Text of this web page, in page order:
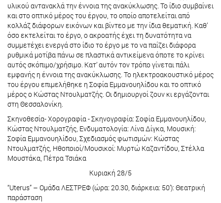
υλικού αντανακλά την έννοια της ανακύκλωσης. Το ίδιο συμβαίνει
και στο οπτικό μέρος του έργου, το οποίο αποτελείται από
κολλάζ διάφορων εικόνων και βίντεο με την ίδια θεματική. Καθ’
όσο εκτελείται το έργο, ο ακροατής έχει τη δυνατότητα να
συμμετέχει ενεργά στο ίδιο το έργο με το να παίζει διάφορα
ρυθμικά μοτίβα πάνω σε πλαστικά αντικείμενα όποτε το κρίνει
αυτός σκόπιμο/χρήσιμο. Κατ’ αυτόν τον τρόπο γίνεται πάλι
εμφανής η έννοια της ανακύκλωσης. Το ηλεκτροακουστικό μέρος
του έργου επιμελήθηκε η Σοφία Εμμανουηλίδου και το οπτικό
μέρος ο Κώστας Ντουλματζής. Οι δημιουργοί ζουν κι εργάζονται
στη Θεσσαλονίκη.
Σκηνοθεσία- Χορογραφία - Σκηνογραφία: Σοφία Εμμανουηλίδου,
Κώστας Ντουλματζής, Ενδυματολογία: Λίνα Δίγκα, Μουσική:
Σοφία Εμμανουηλίδου, Σχεδιασμός φωτισμών: Κώστας
Ντουλματζής, Ηθοποιοί/Μουσικοί: Μυρτώ Καζαντίδου, Στέλλα
Μουστάκα, Πέτρα Τσιάκα
Κυριακή 28/5
“Uterus” – Ομάδα ΛΕΣΤΡΕΦ (ώρα: 20.30, διάρκεια: 50’): Θεατρική
παράσταση